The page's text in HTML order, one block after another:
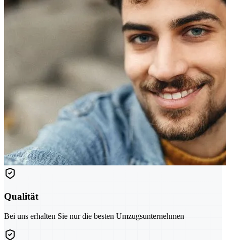
Qualität
Bei uns erhalten Sie nur die besten Umzugsunternehmen